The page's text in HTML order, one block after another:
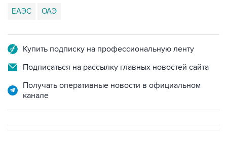
ЕАЭС ОАЭ
Купить подписку на профессиональную ленту
Подписаться на рассылку главных новостей сайта
Получать оперативные новости в официальном
канале